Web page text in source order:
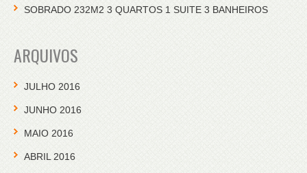
SOBRADO 232M2 3 QUARTOS 1 SUITE 3 BANHEIROS
ARQUIVOS
JULHO 2016
JUNHO 2016
MAIO 2016
ABRIL 2016